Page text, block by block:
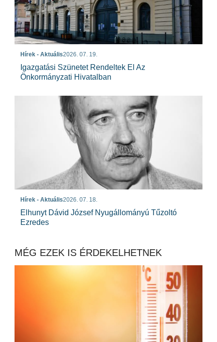
Hírek - Aktuális2026. 07. 19.
Igazgatási Szünetet Rendeltek El Az
Önkormányzati Hivatalban
Hírek - Aktuális2026. 07. 18.
Elhunyt Dávid József Nyugállományú Tűzoltó
Ezredes
MÉG EZEK IS ÉRDEKELHETNEK